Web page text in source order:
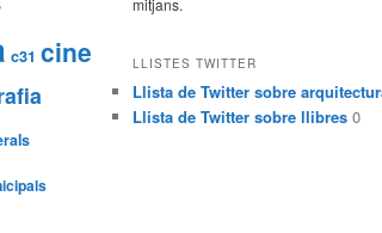
c31 cine
mitjans.
LLISTES TWITTER
Llista de Twitter sobre
Llista de Twitter sobre llibres 0